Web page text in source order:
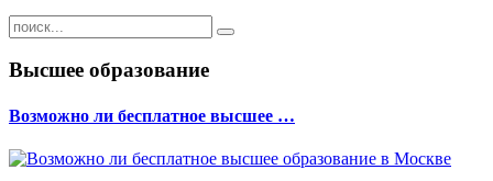
Высшее образование
Возможно ли бесплатное высшее …